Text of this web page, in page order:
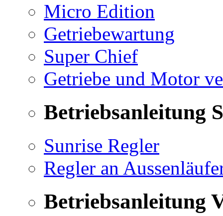
Micro Edition
Getriebewartung
Super Chief
Getriebe und Motor
Betriebsanleitung
Sunrise Regler
Regler an
Betriebsanleitung